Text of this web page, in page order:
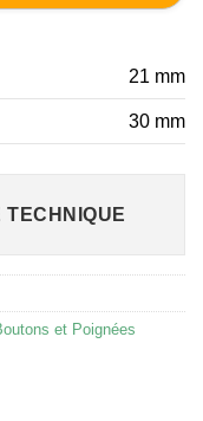
21 mm
30 mm
et Poignées